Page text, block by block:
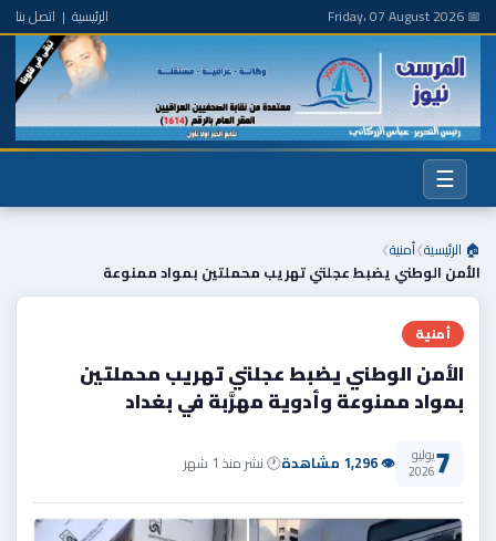
📅 Friday، 07 August 2026 الرئيسية | اتصل بنا
☰
🏠 الرئيسية❯أمنية❯
الأمن الوطني يضبط عجلتي تهريب محملتين بمواد ممنوعة
أمنية
الأمن الوطني يضبط عجلتي تهريب محملتين
بمواد ممنوعة وأدوية مهرَّبة في بغداد
7يوليو
2026 👁 1,296 مشاهدة 🕐 نشر منذ 1 شهر